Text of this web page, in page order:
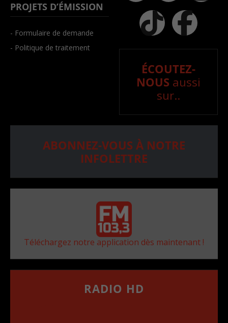
PROJETS D’ÉMISSION
- Formulaire de demande
- Politique de traitement
ÉCOUTEZ-
NOUS aussi
sur..
ABONNEZ-VOUS À NOTRE
INFOLETTRE
Téléchargez notre application dès maintenant !
RADIO HD